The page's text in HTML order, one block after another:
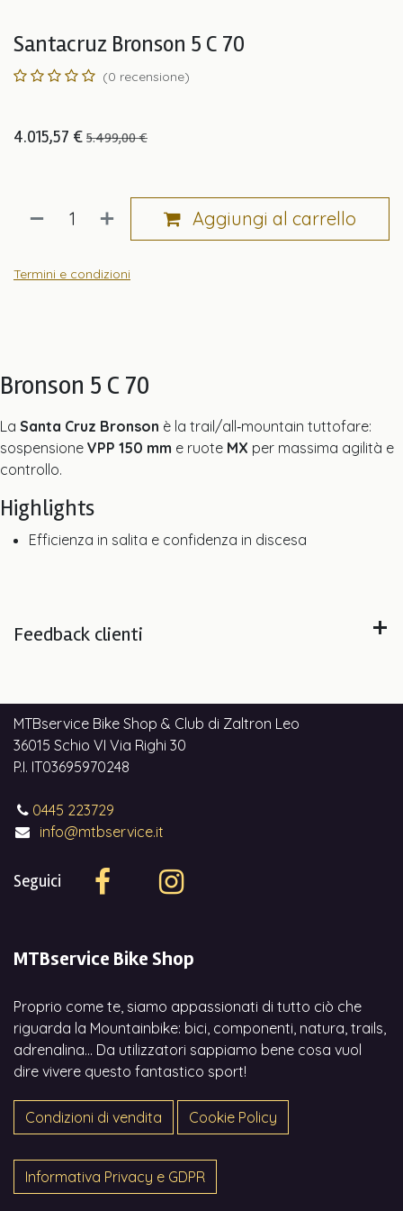
Santacruz Bronson 5 C 70
(0 recensione)
4.015,57 € 5.499,00€
Aggiungi al carrello
Termini e condizioni
Bronson 5 C 70
La Santa Cruz Bronson è la trail/all‑mountain tuttofare:
sospensione VPP 150 mm e ruote MX per massima agilità e
controllo.
Highlights
Efficienza in salita e confidenza in discesa
Feedback clienti
MTBservice Bike Shop & Club di Zaltron Leo
36015 Schio VI Via Righi 30
P.I. IT03695970248
0445 223729
info@mtbservice.it
Seguici
MTBservice Bike Shop
Proprio come te, siamo appassionati di tutto ciò che
riguarda la Mountainbike: bici, componenti, natura, trails,
adrenalina... Da utilizzatori sappiamo bene cosa vuol
dire vivere questo fantastico sport!
Condizioni di vendita Cookie Policy
Informativa Privacy e GDPR